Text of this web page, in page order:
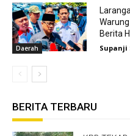
Daerah
Berita
Supanji
BERITA TERBARU